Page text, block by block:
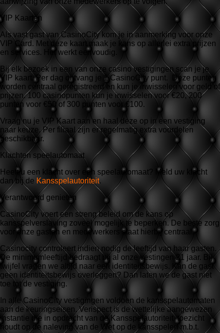
VIP Kaarten
Als vast gast van CasinoCity kom je in aanmerking voor onze
VIP Card. Met deze kaart maak je kans op allerlei extra prijzen
en services. Het werkt eenvoudig.
Bij elk bezoek in een van onze casino vestigingen scan je je
VIP kaart. Per dag ontvang je 1 CasinoCity punt. Deze punten
worden centraal geregistreerd en kun je inwisselen voor geld of
prijzen. 100 casinopunten kun je inwisselen voor €20, 200
punten voor €50 of 300 punten voor €100.
Vraag nu je VIP Kaart aan en haal deze op in een vestiging
naar keuze. Per filiaal zijn er regelmatig extra voordelen
beschikbaar.
Klachten speelautomaat
Heeft u een klacht over een speelautomaat? Meld uw klacht
dan bij de Kansspelautoriteit.
Verantwoord genieten
CasinoCity voert een streng beleid om de kans op
kansspelverslaving zoveel mogelijk te beperken. De beste zorg
voor onze gasten en medewerkers staat hierbij centraal.
Casinocity controleert indien nodig de leeftijd van haar gasten.
De minimumleeftijd bedraagt bij al onze vestingen 21 jaar. Bij
twijfel vragen we altijd naar een identiteitsbewijs. Kan de gast
geen identiteitsbewijs overleggen? Dan laten we de gast niet
toe tot de vestiging.
In alle CasinoCity vestigingen voldoen de kansspelautomaten
aan de keuringseisen. Verispect is de wettelijke aangewezen
instantie die in opdracht van de Kansspelautoriteit toezicht
houdt op de naleving van de Wet op de kansspelen m.b.t.